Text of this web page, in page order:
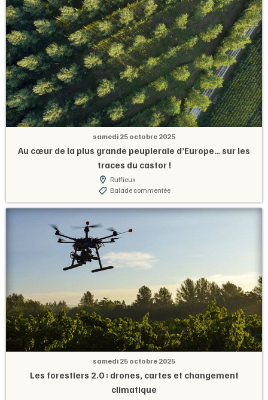
samedi 25 octobre 2025
Au cœur de la plus grande peupleraie d’Europe… sur les
traces du castor !
Ruffieux
Balade commentée
samedi 25 octobre 2025
Les forestiers 2.0 : drones, cartes et changement
climatique